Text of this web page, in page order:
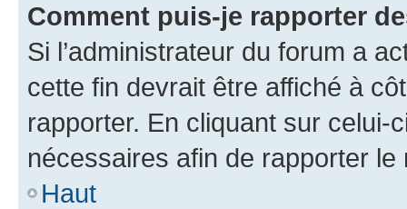
Comment puis-je rapporter
Si l’administrateur du forum a
cette fin devrait être affiché à
rapporter. En cliquant sur
nécessaires afin de rapporter le
Haut